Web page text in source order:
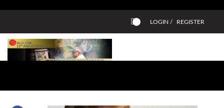
LOGIN / REGISTER